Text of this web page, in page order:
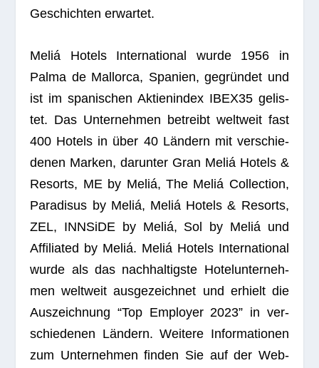
Geschich­ten erwartet.
Meliá Hotels Inter­na­tio­nal wurde 1956 in
Palma de Mal­lorca, Spa­nien, gegrün­det und
ist im spa­ni­schen Akti­en­in­dex IBEX35 gelis­
tet. Das Unter­neh­men betreibt welt­weit fast
400 Hotels in über 40 Län­dern mit ver­schie­
de­nen Mar­ken, dar­un­ter Gran Meliá Hotels &
Resorts, ME by Meliá, The Meliá Coll­ec­tion,
Para­di­sus by Meliá, Meliá Hotels & Resorts,
ZEL, INN­SiDE by Meliá, Sol by Meliá und
Affi­lia­ted by Meliá. Meliá Hotels Inter­na­tio­nal
wurde als das nach­hal­tigste Hotel­un­ter­neh­
men welt­weit aus­ge­zeich­net und erhielt die
Aus­zeich­nung “Top Employer 2023” in ver­
schie­de­nen Län­dern. Wei­tere Infor­ma­tio­nen
zum Unter­neh­men fin­den Sie auf der Web­